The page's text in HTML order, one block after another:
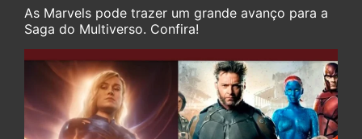
As Marvels pode trazer um grande avanço para a
Saga do Multiverso. Confira!